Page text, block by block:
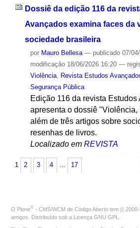
Dossiê da edição 116 da
Avançados examina faces da
sociedade brasileira
por Mauro Bellesa — publicado07/
modificação18/06/2026 16:20 —
Violência, Revista Estudos
Segurança Pública
Edição 116 da revista Estudos
apresenta o dossiê "Violência,
além de três artigos sobre
resenhas de livros.
Localizado em REVISTA
1 2 3 4 … 17
O Plone® - CMS/WCM de Código Aberto tem ©
amigos. Distribuído sob a Licença GNU GPL